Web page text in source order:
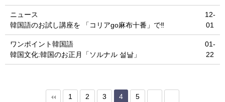
ニュース
韓国語のお試し講座を 「コリアgo麻布十番」で‼
12-
01
ワンポイント韓国語
韓国文化:韓国のお正月「ソルナル 설날」
01-
22
1 2 3 4 5